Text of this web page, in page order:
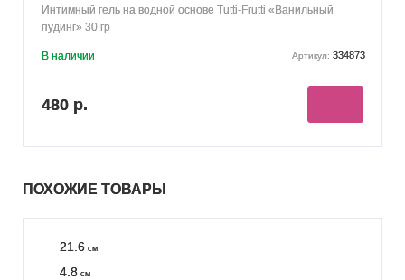
Интимный гель на водной основе Tutti-Frutti «Ванильный
пудинг» 30 гр
В наличии Артикул: 334873
480 р.
ПОХОЖИЕ ТОВАРЫ
21.6 см
4.8 см